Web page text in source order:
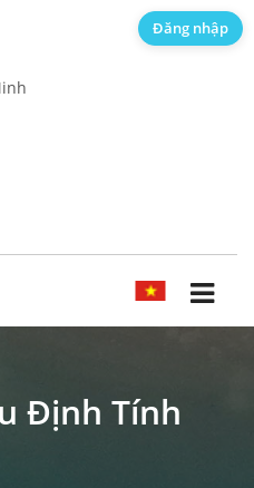
TIẾNG VIỆT
Định Tính
Đăng nhập